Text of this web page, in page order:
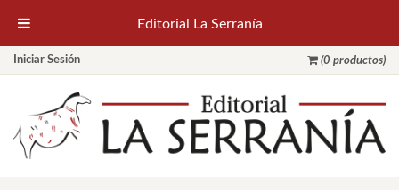
Iniciar Sesión (0 productos)
Editorial La Serranía